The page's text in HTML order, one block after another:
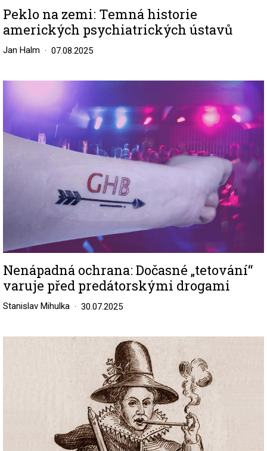
Peklo na zemi: Temná historie
amerických psychiatrických ústavů
Jan Halm 07.08.2025
Nenápadná ochrana: Dočasné „tetování“
varuje před predátorskými drogami
Stanislav Mihulka 30.07.2025